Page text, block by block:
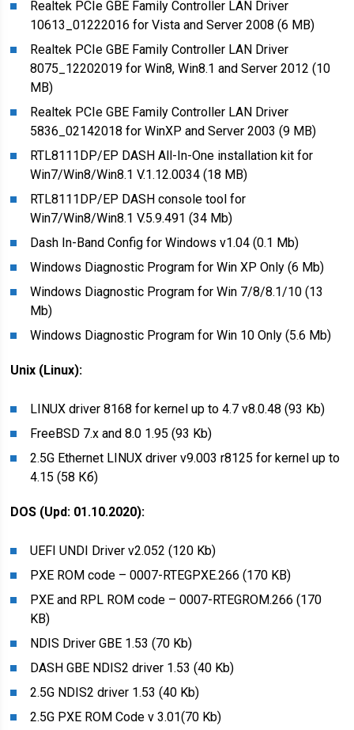
Realtek PCIe GBE Family Controller LAN Driver
10613_01222016 for Vista and Server 2008 (6 MB)
Realtek PCIe GBE Family Controller LAN Driver
8075_12202019 for Win8, Win8.1 and Server 2012 (10
MB)
Realtek PCIe GBE Family Controller LAN Driver
5836_02142018 for WinXP and Server 2003 (9 MB)
RTL8111DP/EP DASH All-In-One installation kit for
Win7/Win8/Win8.1 V.1.12.0034 (18 MB)
RTL8111DP/EP DASH console tool for
Win7/Win8/Win8.1 V.5.9.491 (34 Mb)
Dash In-Band Config for Windows v1.04 (0.1 Mb)
Windows Diagnostic Program for Win XP Only (6 Mb)
Windows Diagnostic Program for Win 7/8/8.1/10 (13
Mb)
Windows Diagnostic Program for Win 10 Only (5.6 Mb)
Unix (Linux):
LINUX driver 8168 for kernel up to 4.7 v8.0.48 (93 Kb)
FreeBSD 7.x and 8.0 1.95 (93 Kb)
2.5G Ethernet LINUX driver v9.003 r8125 for kernel up to
4.15 (58 Кб)
DOS (Upd: 01.10.2020):
UEFI UNDI Driver v2.052 (120 Kb)
PXE ROM code – 0007-RTEGPXE.266 (170 KB)
PXE and RPL ROM code – 0007-RTEGROM.266 (170
KB)
NDIS Driver GBE 1.53 (70 Kb)
DASH GBE NDIS2 driver 1.53 (40 Kb)
2.5G NDIS2 driver 1.53 (40 Kb)
2.5G PXE ROM Code v 3.01(70 Kb)